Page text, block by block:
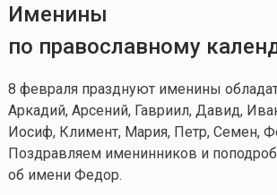
Именины
по православному
8 февраля празднуют именины
Аркадий, Арсений, Гавриил, Давид,
Иосиф, Климент, Мария, Петр, Семен,
Поздравляем именинников и
об имени Федор.